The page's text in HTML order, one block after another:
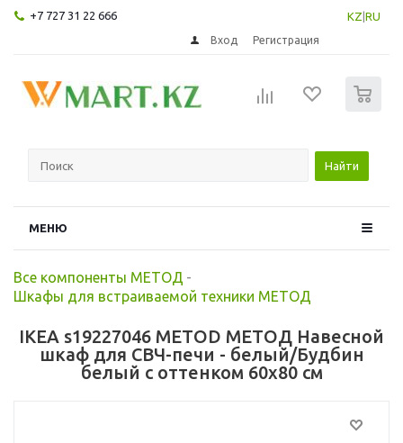
+7 727 31 22 666 KZ RU
Вход Регистрация
Найти
МЕНЮ
Все компоненты МЕТОД -
Шкафы для встраиваемой техники МЕТОД
IKEA s19227046 METOD МЕТОД Навесной
шкаф для СВЧ-печи - белый/Будбин
белый с оттенком 60x80 см